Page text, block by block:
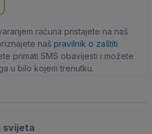
računa pristajete na naš
naš pravilnik o zaštiti
primati SMS obavijesti i možete
u bilo kojem trenutku.
svijeta